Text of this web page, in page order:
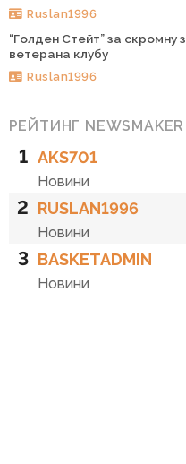
Ruslan1996
“Голден Стейт” за скромну
ветерана клубу
Ruslan1996
РЕЙТИНГ NEWSMAKER
1 AKS701
Новини
2 RUSLAN1996
Новини
3 BASKETADMIN
Новини